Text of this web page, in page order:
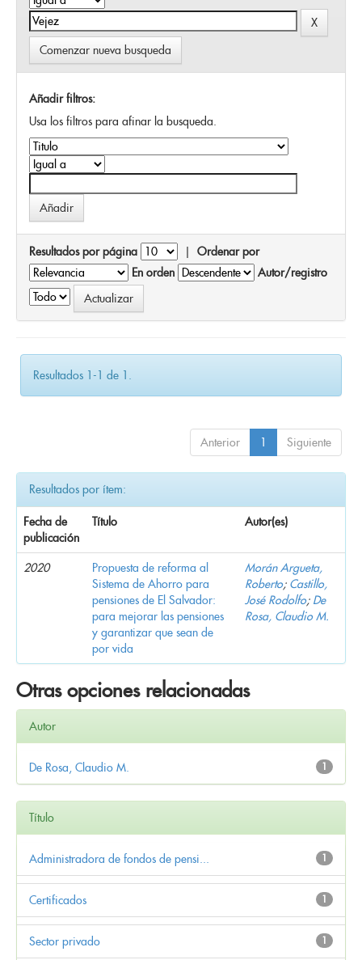
Comenzar nueva busqueda
Añadir filtros:
Usa los filtros para afinar la busqueda.
Resultados por página | Ordenar por
En orden
Autor/registro
Resultados 1-1 de 1.
Anterior 1 Siguiente
Resultados por ítem:
Fecha de
publicación
Título Autor(es)
2020
Propuesta de reforma al
Sistema de Ahorro para
pensiones de El Salvador:
para mejorar las pensiones
y garantizar que sean de
por vida
Morán Argueta,
Roberto; Castillo,
José Rodolfo; De
Rosa, Claudio M.
Otras opciones relacionadas
Autor
1
De Rosa, Claudio M.
Título
1
Administradora de fondos de pensi...
1
Certificados
1
Sector privado